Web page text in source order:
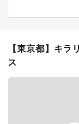
【東京都】キ
ス